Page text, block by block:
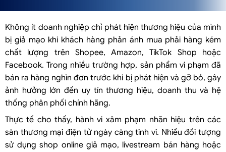
Không ít doanh nghiệp chỉ phát hiện thương hiệu của mình
bị giả mạo khi khách hàng phản ánh mua phải hàng kém
chất lượng trên Shopee, Amazon, TikTok Shop hoặc
Facebook. Trong nhiều trường hợp, sản phẩm vi phạm đã
bán ra hàng nghìn đơn trước khi bị phát hiện và gỡ bỏ, gây
ảnh hưởng lớn đến uy tín thương hiệu, doanh thu và hệ
thống phân phối chính hãng.
Thực tế cho thấy, hành vi xâm phạm nhãn hiệu trên các
sàn thương mại điện tử ngày càng tinh vi. Nhiều đối tượng
sử dụng shop online giả mạo, livestream bán hàng hoặc